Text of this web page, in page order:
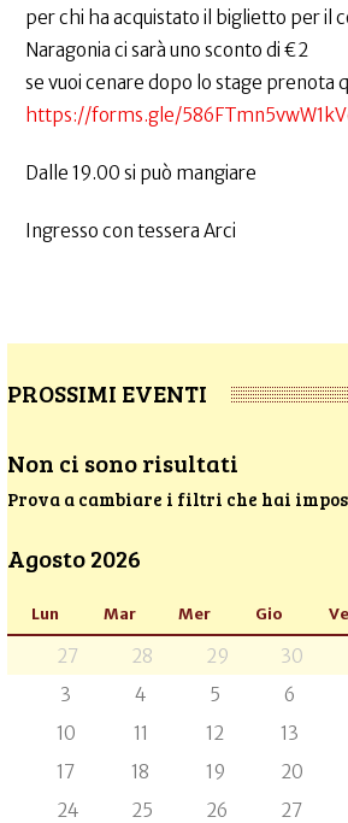
per chi ha acquistato il biglietto per il
Naragonia ci sarà uno sconto di €2
se vuoi cenare dopo lo stage prenota
https://forms.gle/
Dalle 19.00 si può mangiare
Ingresso con tessera Arci
PROSSIMI EVENTI
Non ci sono risultati
Prova a cambiare i filtri che hai
Agosto 2026
Lun Mar Mer Gio
27 28 29 30
3
4 5 6
10
11 12 13
17
18 19 20
24
25 26 27